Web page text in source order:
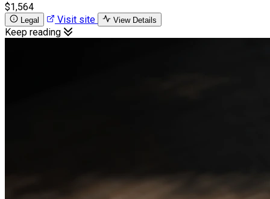
$1,564
Legal Visit site View Details
Keep reading